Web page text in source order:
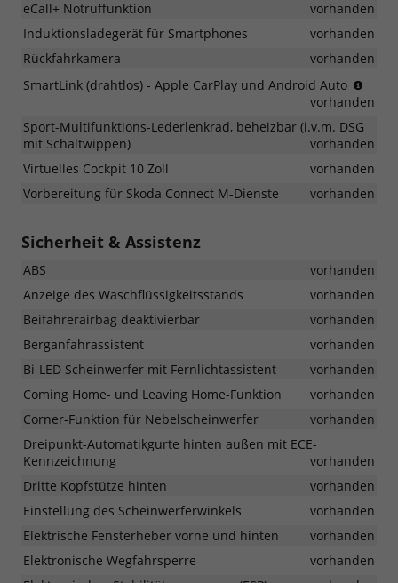
eCall+ Notruffunktion
vorhanden
Induktionsladegerät für Smartphones
vorhanden
Rückfahrkamera
vorhanden
SmartLink (drahtlos) - Apple CarPlay und Android Auto
vorhanden
Sport-Multifunktions-Lederlenkrad, beheizbar (i.v.m. DSG
mit Schaltwippen)
vorhanden
Virtuelles Cockpit 10 Zoll
vorhanden
Vorbereitung für Skoda Connect M-Dienste
vorhanden
Sicherheit & Assistenz
ABS
vorhanden
Anzeige des Waschflüssigkeitsstands
vorhanden
Beifahrerairbag deaktivierbar
vorhanden
Berganfahrassistent
vorhanden
Bi-LED Scheinwerfer mit Fernlichtassistent
vorhanden
Coming Home- und Leaving Home-Funktion
vorhanden
Corner-Funktion für Nebelscheinwerfer
vorhanden
Dreipunkt-Automatikgurte hinten außen mit ECE-
Kennzeichnung
vorhanden
Dritte Kopfstütze hinten
vorhanden
Einstellung des Scheinwerferwinkels
vorhanden
Elektrische Fensterheber vorne und hinten
vorhanden
Elektronische Wegfahrsperre
vorhanden